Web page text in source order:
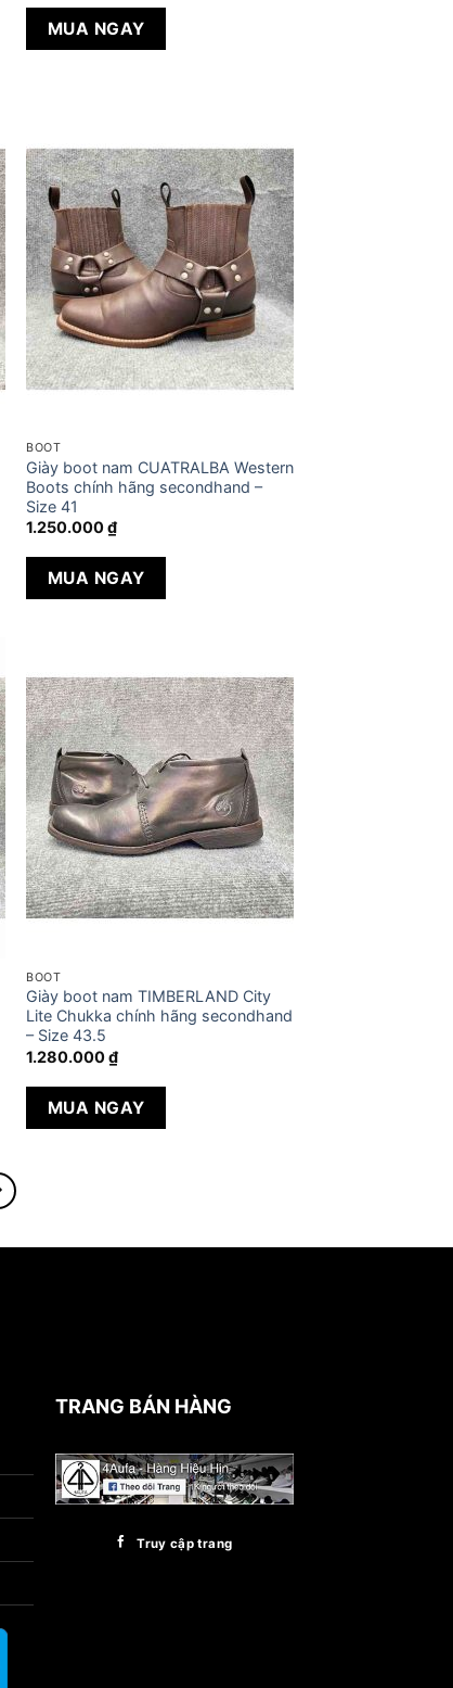
MUA NGAY
BOOT
Giày boot nam CUATRALBA Western
Boots chính hãng secondhand –
Size 41
1.250.000₫
MUA NGAY
BOOT
Giày boot nam TIMBERLAND City
Lite Chukka chính hãng secondhand
– Size 43.5
1.280.000₫
MUA NGAY
TRANG BÁN HÀNG
Truy cập trang